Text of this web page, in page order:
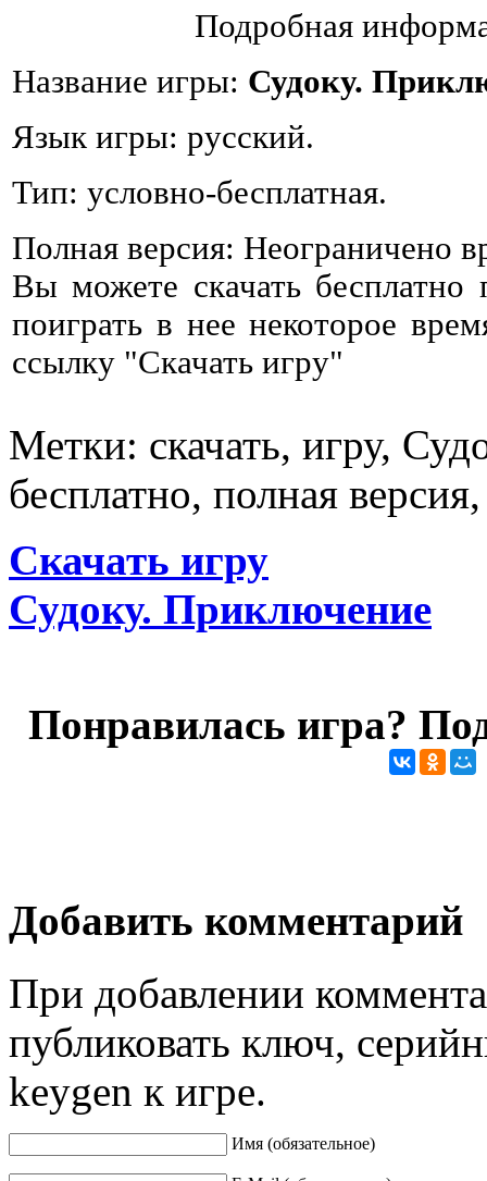
Подробная
Название игры: Судоку.
Язык игры: русский.
Тип: условно-бесплатная.
Полная версия: Неограничено
Вы можете скачать
поиграть в нее некоторое
ссылку "Скачать игру"
Метки: скачать, игру,
бесплатно, полная версия,
Скачать игру
Судоку. Приключение
Понравилась игра?
Добавить комментарий
При добавлении
публиковать ключ,
keygen к игре.
Имя (обязательное)